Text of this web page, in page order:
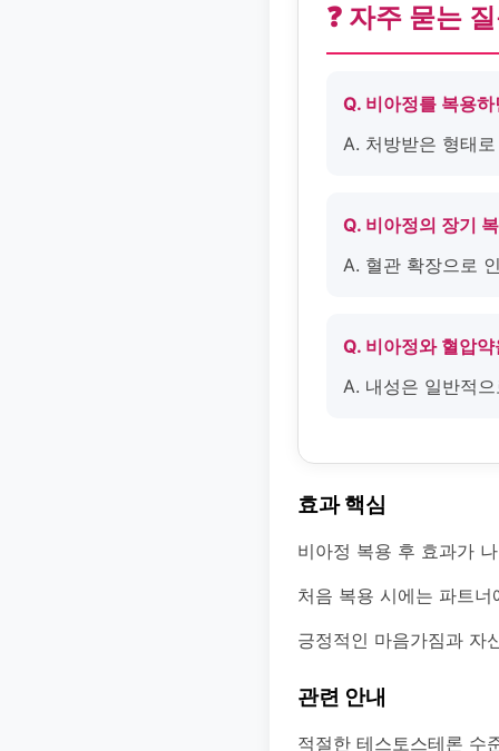
❓ 자주 묻는
Q. 비아정를 복용
A. 처방받은 형태
Q. 비아정의 장기
A. 혈관 확장으로
Q. 비아정와 혈압
A. 내성은 일반적
효과 핵심
비아정 복용 후 효과가
처음 복용 시에는 파트
긍정적인 마음가짐과 자
관련 안내
적절한 테스토스테론 수